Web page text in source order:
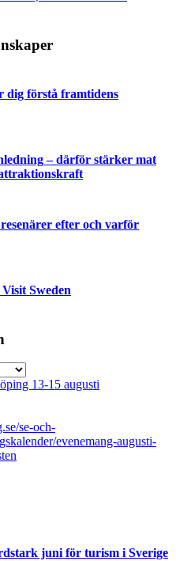
dig förstå framtidens
– därför stärker mat
efter och varför
Sweden
13-15 augusti
se-och-
evenemang-augusti-
juni för turism i Sverige